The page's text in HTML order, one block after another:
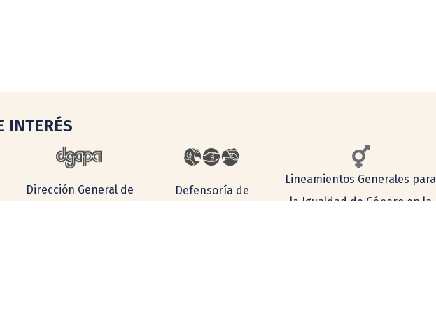
INTERÉS
Dirección General de
Defensoría de
Lineamientos Generales para
la Igualdad de Género en la